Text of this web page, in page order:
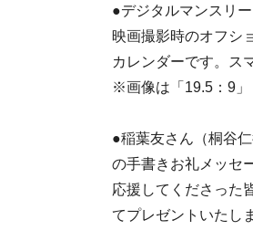
●デジタルマンスリ
映画撮影時のオフシ
カレンダーです。ス
※画像は「19.5：9」
●稲葉友さん（桐谷
の手書きお礼メッセ
応援してくださった
てプレゼントいたし